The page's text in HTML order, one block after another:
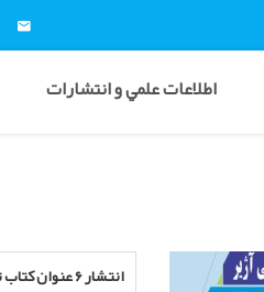
اطلاعات علمي و انتشارات
انتشار ۶ عنوان کتاب تخصصی توسط مؤسسه تحقیقات...